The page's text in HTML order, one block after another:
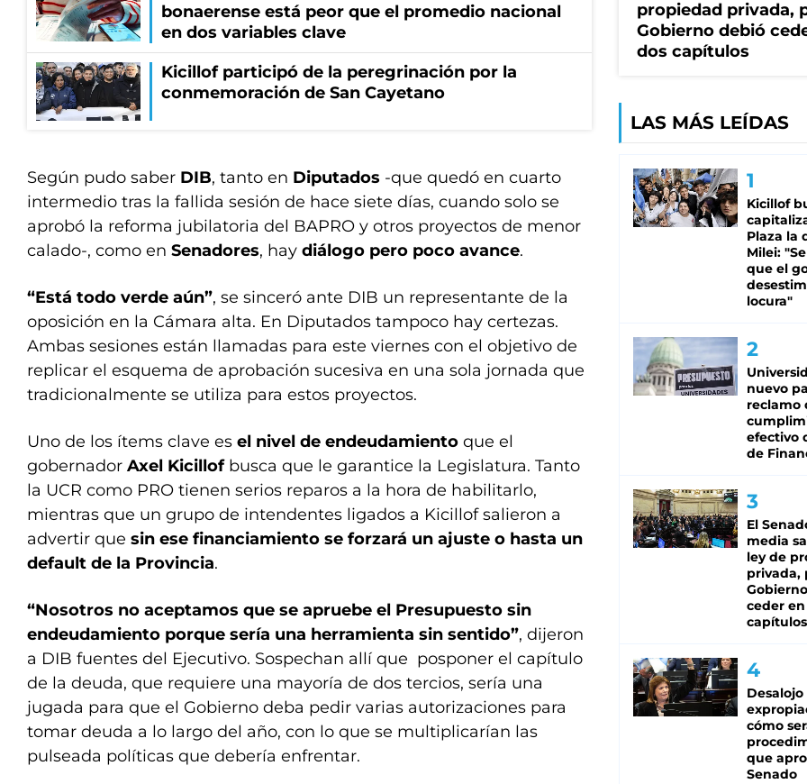
bonaerense está peor que el promedio nacional
en dos variables clave
Kicillof participó de la peregrinación por la
conmemoración de San Cayetano
Según pudo saber DIB, tanto en Diputados -que quedó en cuarto
intermedio tras la fallida sesión de hace siete días, cuando solo se
aprobó la reforma jubilatoria del BAPRO y otros proyectos de menor
calado-, como en Senadores, hay diálogo pero poco avance.
“Está todo verde aún”, se sinceró ante DIB un representante de la
oposición en la Cámara alta. En Diputados tampoco hay certezas.
Ambas sesiones están llamadas para este viernes con el objetivo de
replicar el esquema de aprobación sucesiva en una sola jornada que
tradicionalmente se utiliza para estos proyectos.
Uno de los ítems clave es el nivel de endeudamiento que el
gobernador Axel Kicillofbusca que le garantice la Legislatura. Tanto
la UCR como PRO tienen serios reparos a la hora de habilitarlo,
mientras que un grupo de intendentes ligados a Kicillof salieron a
advertir que sin ese financiamiento se forzará un ajuste o hasta un
default de la Provincia.
“Nosotros no aceptamos que se apruebe el Presupuesto sin
endeudamiento porque sería una herramienta sin sentido”, dijeron
a DIB fuentes del Ejecutivo. Sospechan allí que posponer el capítulo
de la deuda, que requiere una mayoría de dos tercios, sería una
jugada para que el Gobierno deba pedir varias autorizaciones para
tomar deuda a lo largo del año, con lo que se multiplicarían las
pulseada políticas que debería enfrentar.
propiedad privada,
Gobierno debió
dos capítulos
LAS MÁS LEÍDAS
Kicillof
Plaza la
Milei:
que el
locura"
nuevo
reclamo
efectivo
de
El
media
ley de
privada,
ceder
capítulos
cómo
que
Senado